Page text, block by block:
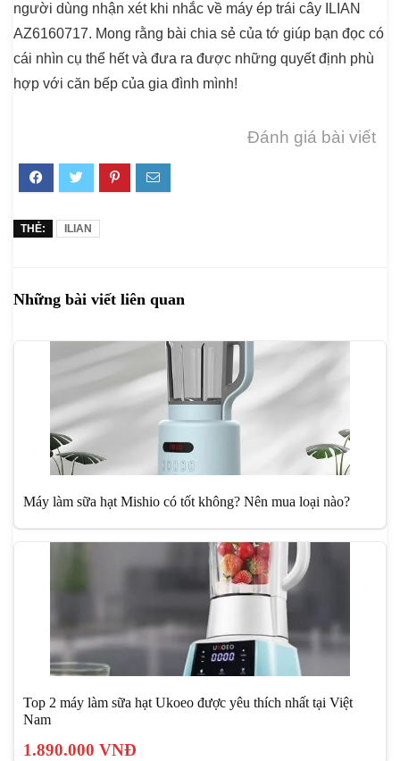
người dùng nhận xét khi nhắc về máy ép trái cây ILIAN
AZ6160717. Mong rằng bài chia sẻ của tớ giúp bạn đọc có
cái nhìn cụ thể hết và đưa ra được những quyết định phù
hợp với căn bếp của gia đình mình!
Đánh giá bài viết
THẺ: ILIAN
Những bài viết liên quan
Máy làm sữa hạt Mishio có tốt không? Nên mua loại nào?
Top 2 máy làm sữa hạt Ukoeo được yêu thích nhất tại Việt
Nam
1.890.000 VNĐ